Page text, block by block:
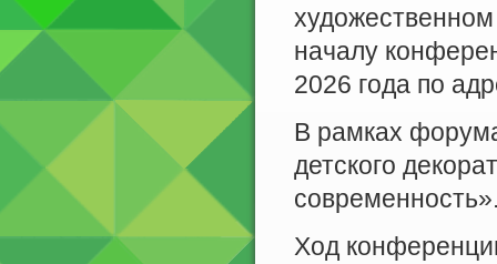
началу
2026 года по
В рамках
детского
Ход